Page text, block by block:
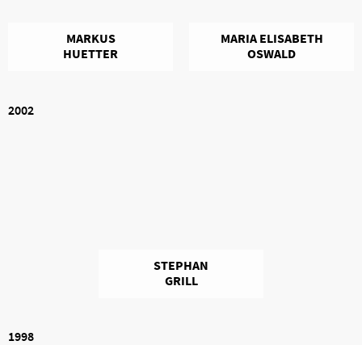
MARKUS
HUETTER
MARIA ELISABETH
OSWALD
2002
STEPHAN
GRILL
1998